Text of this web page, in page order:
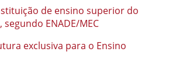
de ensino superior do
segundo ENADE/MEC
exclusiva para o Ensino